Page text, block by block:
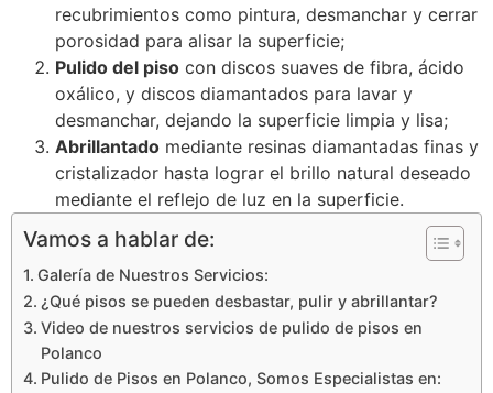
recubrimientos como pintura, desmanchar y cerrar
porosidad para alisar la superficie;
Pulido del piso con discos suaves de fibra, ácido
oxálico, y discos diamantados para lavar y
desmanchar, dejando la superficie limpia y lisa;
Abrillantado mediante resinas diamantadas finas y
cristalizador hasta lograr el brillo natural deseado
mediante el reflejo de luz en la superficie.
Vamos a hablar de:
Galería de Nuestros Servicios:
¿Qué pisos se pueden desbastar, pulir y abrillantar?
Video de nuestros servicios de pulido de pisos en
Polanco
Pulido de Pisos en Polanco, Somos Especialistas en: